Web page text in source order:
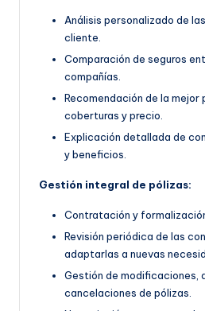
Análisis personalizado de
cliente.
Comparación de seguros
compañías.
Recomendación de la mejor
coberturas y precio.
Explicación detallada de
y beneficios.
Gestión integral de pólizas:
Contratación y
Revisión periódica de las
adaptarlas a nuevas
Gestión de modificaciones,
cancelaciones de pólizas.